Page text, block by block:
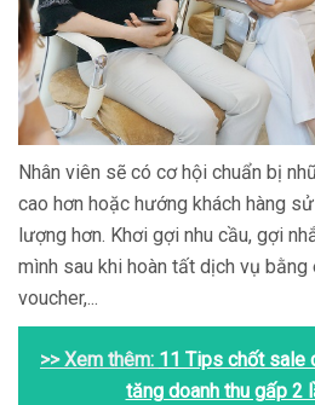
Nhân viên sẽ có cơ hội chuẩn bị
cao hơn hoặc hướng khách hàng
lượng hơn. Khơi gợi nhu cầu, gợi
mình sau khi hoàn tất dịch vụ
voucher,...
>> Xem thêm: 11 Tips chốt sale
tăng doanh thu gấp 2